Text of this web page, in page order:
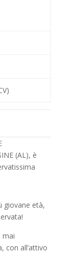
(AL), è
giovane età,
mai
con all’attivo